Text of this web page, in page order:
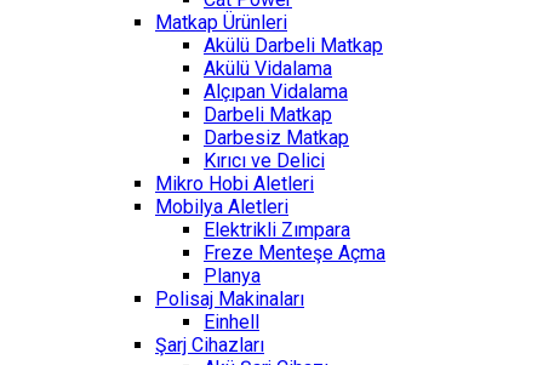
Matkap Ürünleri
Akülü Darbeli Matkap
Akülü Vidalama
Alçıpan Vidalama
Darbeli Matkap
Darbesiz Matkap
Kırıcı ve Delici
Mikro Hobi Aletleri
Mobilya Aletleri
Elektrikli Zımpara
Freze Menteşe Açma
Planya
Polisaj Makinaları
Einhell
Şarj Cihazları